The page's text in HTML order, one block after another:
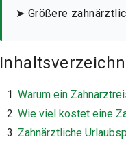
➤ Größere
Warum ein
Wie viel kostet eine
Zahnärztliche